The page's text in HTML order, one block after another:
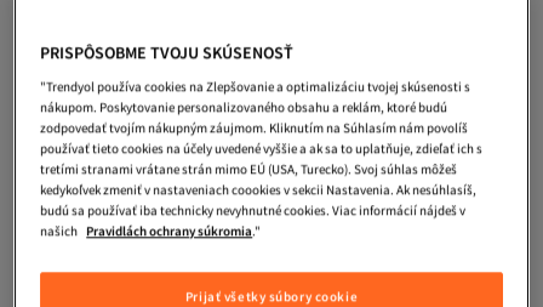
PRISPÔSOBME TVOJU SKÚSENOSŤ
"Trendyol používa cookies na Zlepšovanie a optimalizáciu tvojej skúsenosti s
nákupom. Poskytovanie personalizovaného obsahu a reklám, ktoré budú
zodpovedať tvojím nákupným záujmom. Kliknutím na Súhlasím nám povolíš
používať tieto cookies na účely uvedené vyššie a ak sa to uplatňuje, zdieľať ich s
tretími stranami vrátane strán mimo EÚ (USA, Turecko). Svoj súhlas môžeš
kedykoľvek zmeniť v nastaveniach coookies v sekcii Nastavenia. Ak nesúhlasíš,
budú sa používať iba technicky nevyhnutné cookies. Viac informácií nájdeš v
našich Pravidlách ochrany súkromia."
Prijať všetky súbory cookie